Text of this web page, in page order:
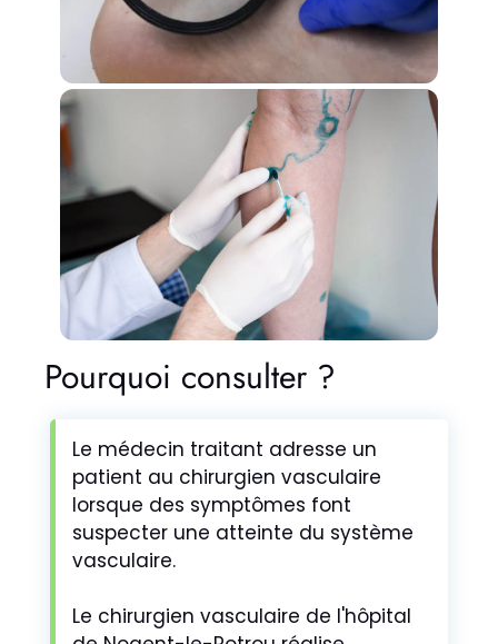
Pourquoi consulter ?
Le médecin traitant adresse un
patient au chirurgien vasculaire
lorsque des symptômes font
suspecter une atteinte du système
vasculaire.
Le chirurgien vasculaire de l'hôpital